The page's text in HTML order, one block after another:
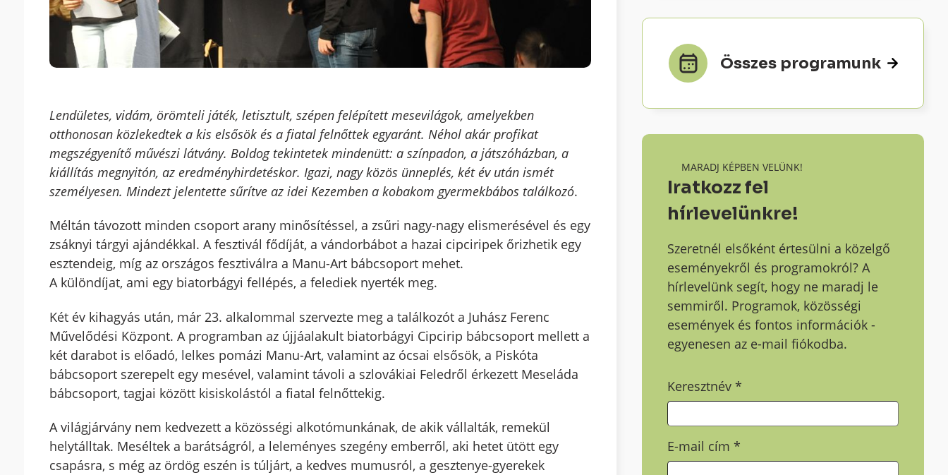
Lendületes, vidám, örömteli játék, letisztult, szépen felépített mesevilágok, amelyekben
otthonosan közlekedtek a kis elsősök és a fiatal felnőttek egyaránt. Néhol akár profikat
megszégyenítő művészi látvány. Boldog tekintetek mindenütt: a színpadon, a játszóházban, a
kiállítás megnyitón, az eredményhirdetéskor. Igazi, nagy közös ünneplés, két év után ismét
személyesen. Mindezt jelentette sűrítve az idei Kezemben a kobakom gyermekbábos találkozó.
Méltán távozott minden csoport arany minősítéssel, a zsűri nagy-nagy elismerésével és egy
zsáknyi tárgyi ajándékkal. A fesztivál fődíját, a vándorbábot a hazai cipciripek őrizhetik egy
esztendeig, míg az országos fesztiválra a Manu-Art bábcsoport mehet.
A különdíjat, ami egy biatorbágyi fellépés, a felediek nyerték meg.
Két év kihagyás után, már 23. alkalommal szervezte meg a találkozót a Juhász Ferenc
Művelődési Központ. A programban az újjáalakult biatorbágyi Cipcirip bábcsoport mellett a
két darabot is előadó, lelkes pomázi Manu-Art, valamint az ócsai elsősök, a Piskóta
bábcsoport szerepelt egy mesével, valamint távoli a szlovákiai Feledről érkezett Meseláda
bábcsoport, tagjai között kisiskolástól a fiatal felnőttekig.
A világjárvány nem kedvezett a közösségi alkotómunkának, de akik vállalták, remekül
helytálltak. Meséltek a barátságról, a leleményes szegény emberről, aki hetet ütött egy
csapásra, s még az ördög eszén is túljárt, a kedves mumusról, a gesztenye-gyerekek
Összes programunk
MARADJ KÉPBEN VELÜNK!
Iratkozz fel
hírlevelünkre!
Szeretnél elsőként értesülni a közelgő
eseményekről és programokról? A
hírlevelünk segít, hogy ne maradj le
semmiről. Programok, közösségi
események és fontos információk -
egyenesen az e-mail fiókodba.
Keresztnév*
E-mail cím*